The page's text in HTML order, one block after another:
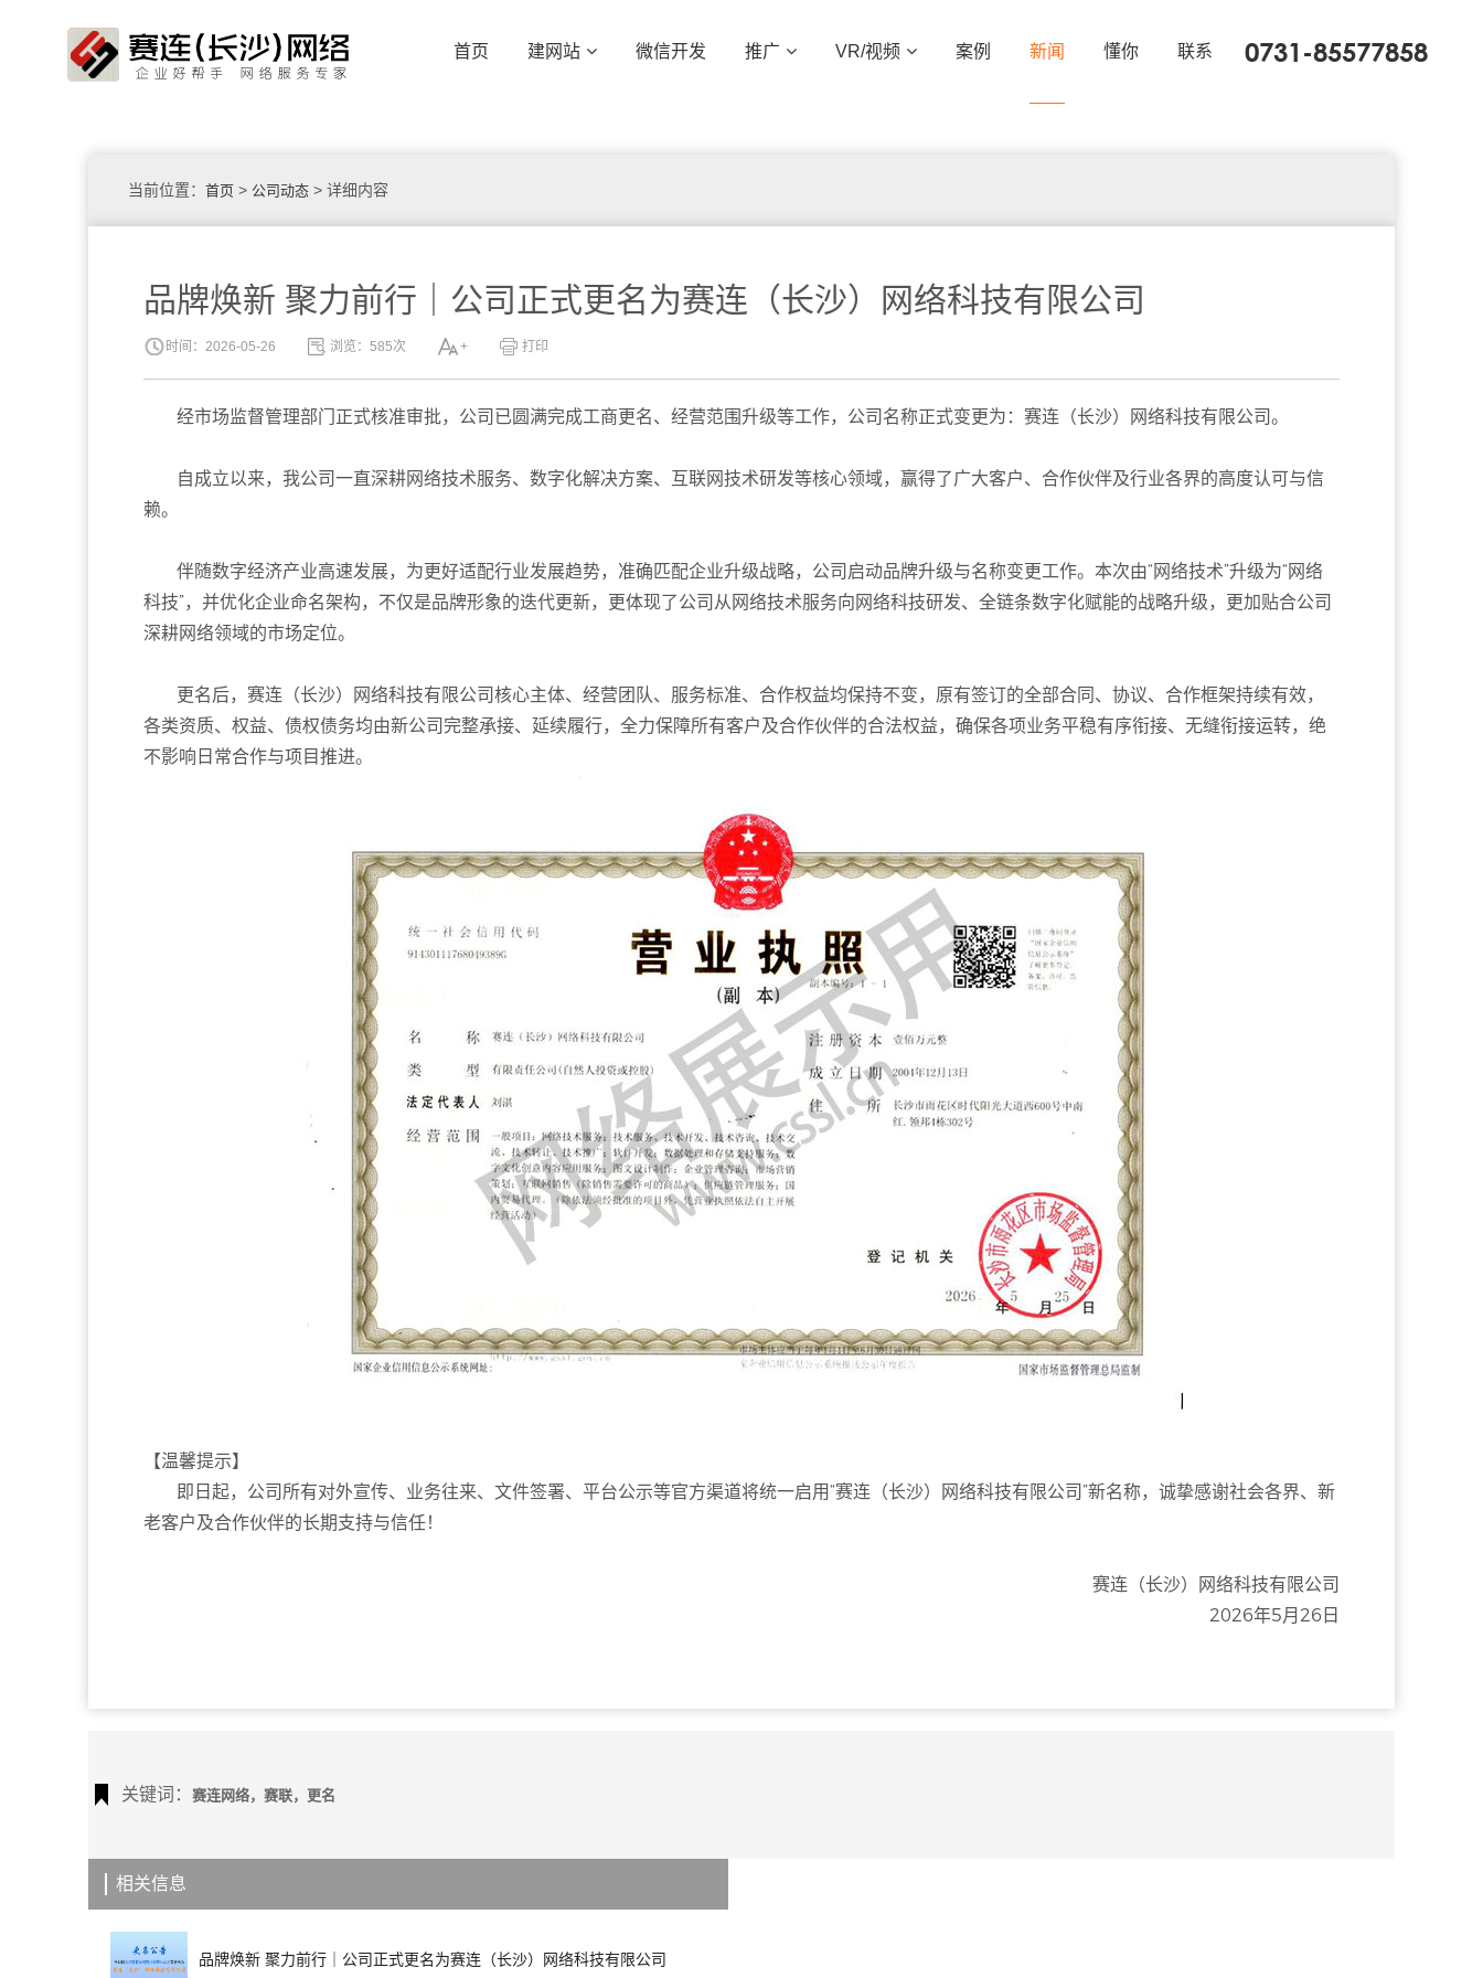
首页 建网站 微信开发 推广 VR/视频 案例 新闻 懂你 联系 0731-85577858
当前位置： 首页> 公司动态> 详细内容
品牌焕新 聚力前行｜公司正式更名为赛连（长沙）网络科技有限公司
时间：2026-05-26 浏览：585次 + 打印
经市场监督管理部门正式核准审批，公司已圆满完成工商更名、经营范围升级等工作，公司名称正式变更为：赛连（长沙）网络科技有限公司。
自成立以来，我公司一直深耕网络技术服务、数字化解决方案、互联网技术研发等核心领域，赢得了广大客户、合作伙伴及行业各界的高度认可与信
赖。
伴随数字经济产业高速发展，为更好适配行业发展趋势，准确匹配企业升级战略，公司启动品牌升级与名称变更工作。本次由“网络技术”升级为“网络
科技”，并优化企业命名架构，不仅是品牌形象的迭代更新，更体现了公司从网络技术服务向网络科技研发、全链条数字化赋能的战略升级，更加贴合公司
深耕网络领域的市场定位。
更名后，赛连（长沙）网络科技有限公司核心主体、经营团队、服务标准、合作权益均保持不变，原有签订的全部合同、协议、合作框架持续有效，
各类资质、权益、债权债务均由新公司完整承接、延续履行，全力保障所有客户及合作伙伴的合法权益，确保各项业务平稳有序衔接、无缝衔接运转，绝
不影响日常合作与项目推进。
【温馨提示】
即日起，公司所有对外宣传、业务往来、文件签署、平台公示等官方渠道将统一启用“赛连（长沙）网络科技有限公司”新名称，诚挚感谢社会各界、新
老客户及合作伙伴的长期支持与信任！
赛连（长沙）网络科技有限公司
2026年5月26日
关键词： 赛连网络，赛联，更名
相关信息
品牌焕新 聚力前行｜公司正式更名为赛连（长沙）网络科技有限公司